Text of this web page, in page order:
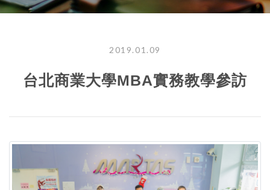
2019.01.09
台北商業大學MBA實務教學參訪